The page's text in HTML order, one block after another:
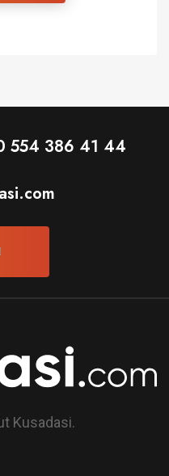
554 386 41 44
Kusadasi.